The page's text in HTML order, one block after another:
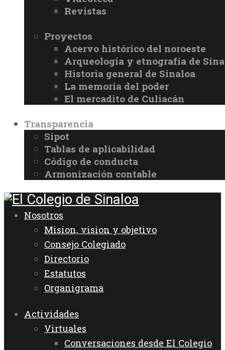
Revistas
Proyectos
Acervo histórico del noroeste
Arqueología y etnografía de
Historia general de Sinaloa
La memoria del poder
El mercadito de Culiacán
Transparencia
Sipot
Tablas de aplicabilidad
Código de conducta
Armonización contable
Nosotros
Mision, vision y objetivo
Consejo Colegiado
Directorio
Estatutos
Organigrama
Actividades
Virtuales
Conversaciones desde El Colegio